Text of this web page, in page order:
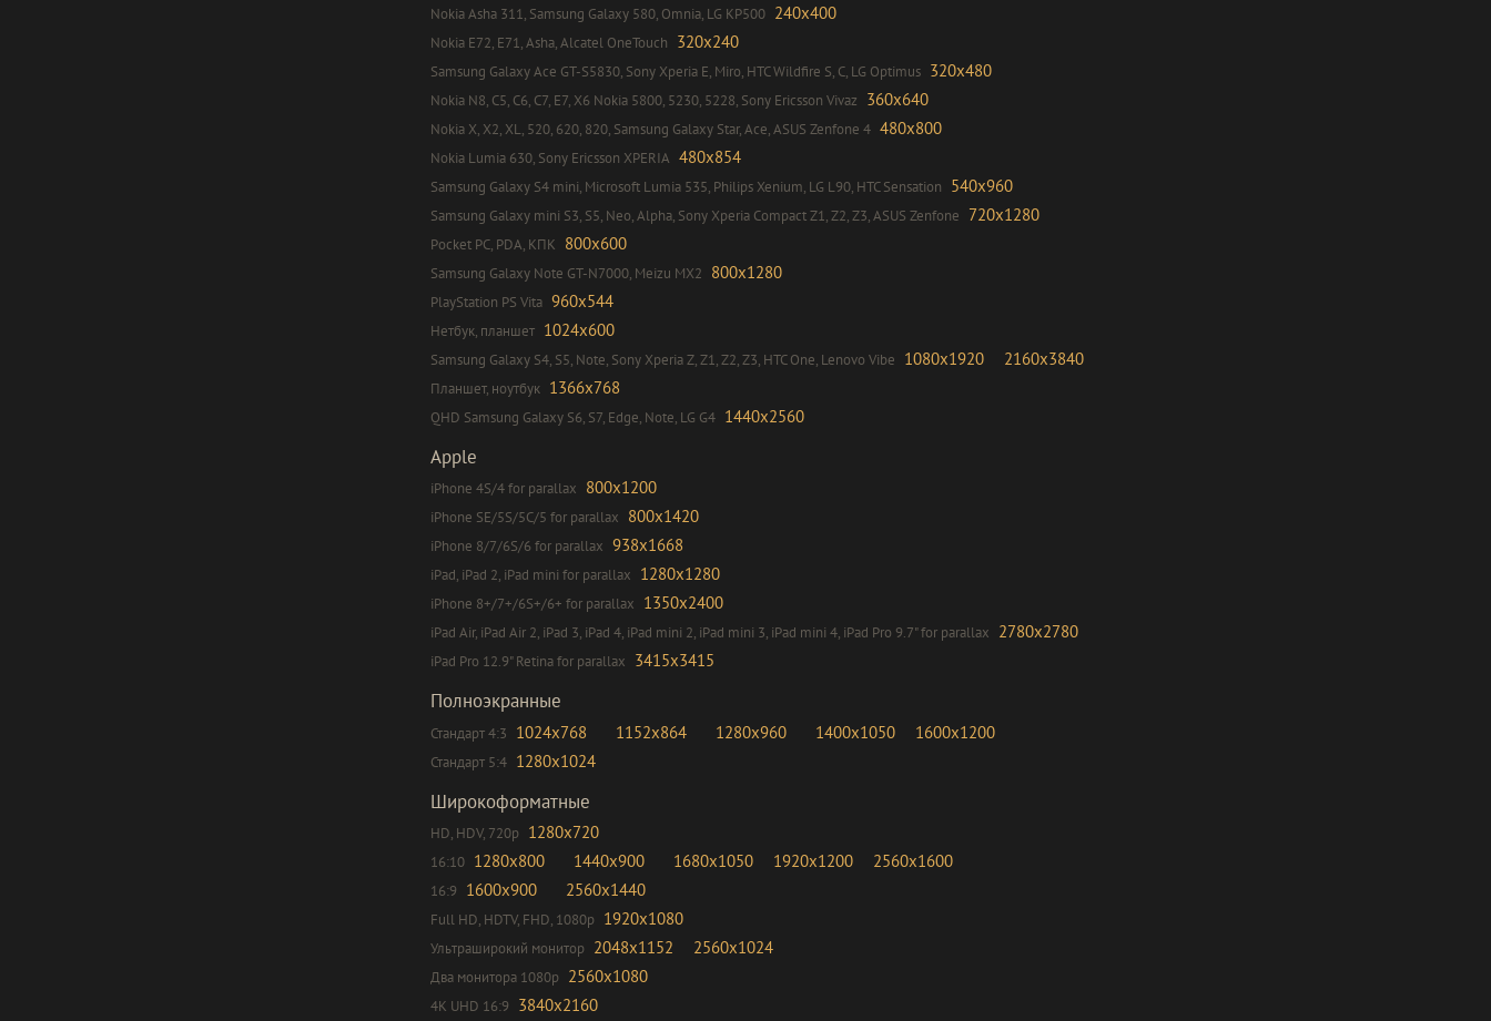
Nokia Asha 311, Samsung Galaxy 580, Omnia, LG KP500 240x400
Nokia E72, E71, Asha, Alcatel OneTouch 320x240
Samsung Galaxy Ace GT-S5830, Sony Xperia E, Miro, HTC Wildfire S, C, LG Optimus 320x480
Nokia N8, C5, C6, C7, E7, X6 Nokia 5800, 5230, 5228, Sony Ericsson Vivaz 360x640
Nokia X, X2, XL, 520, 620, 820, Samsung Galaxy Star, Ace, ASUS Zenfone 4 480x800
Nokia Lumia 630, Sony Ericsson XPERIA 480x854
Samsung Galaxy S4 mini, Microsoft Lumia 535, Philips Xenium, LG L90, HTC Sensation 540x960
Samsung Galaxy mini S3, S5, Neo, Alpha, Sony Xperia Compact Z1, Z2, Z3, ASUS Zenfone 720x1280
Pocket PC, PDA, КПК 800x600
Samsung Galaxy Note GT-N7000, Meizu MX2 800x1280
PlayStation PS Vita 960x544
Нетбук, планшет 1024x600
Samsung Galaxy S4, S5, Note, Sony Xperia Z, Z1, Z2, Z3, HTC One, Lenovo Vibe 1080x1920 2160x3840
Планшет, ноутбук 1366x768
QHD Samsung Galaxy S6, S7, Edge, Note, LG G4 1440x2560
Apple
iPhone 4S/4 for parallax 800x1200
iPhone SE/5S/5C/5 for parallax 800x1420
iPhone 8/7/6S/6 for parallax 938x1668
iPad, iPad 2, iPad mini for parallax 1280x1280
iPhone 8+/7+/6S+/6+ for parallax 1350x2400
iPad Air, iPad Air 2, iPad 3, iPad 4, iPad mini 2, iPad mini 3, iPad mini 4, iPad Pro 9.7" for parallax 2780x2780
iPad Pro 12.9" Retina for parallax 3415x3415
Полноэкранные
Стандарт 4:3 1024x768 1152x864 1280x960 1400x1050 1600x1200
Стандарт 5:4 1280x1024
Широкоформатные
HD, HDV, 720p 1280x720
16:10 1280x800 1440x900 1680x1050 1920x1200 2560x1600
16:9 1600x900 2560x1440
Full HD, HDTV, FHD, 1080p 1920x1080
Ультраширокий монитор 2048x1152 2560x1024
Два монитора 1080p 2560x1080
4K UHD 16:9 3840x2160